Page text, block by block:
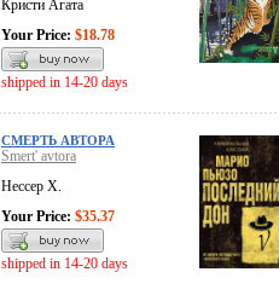
Кристи Агата
Your Price: $18.78
shipped in 14-20 days
СМЕРТЬ АВТОРА
Smert' avtora
Нессер Х.
Your Price: $35.37
shipped in 14-20 days